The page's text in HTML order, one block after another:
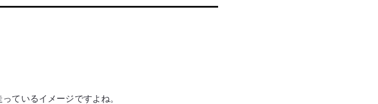
ているイメージですよね。